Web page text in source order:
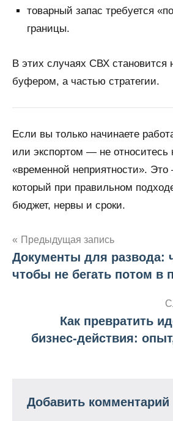
товарный запас требуется
границы.
В этих случаях СВХ становится
буфером, а частью стратегии.
Если вы только начинаете
или экспортом — не относитесь
«временной неприятности».
который при правильном
бюджет, нервы и сроки.
Навигация
по
Предыдущая запись
Документы для развода:
чтобы не бегать потом в
Как превратить
бизнес-действия:
Добавить комментарий